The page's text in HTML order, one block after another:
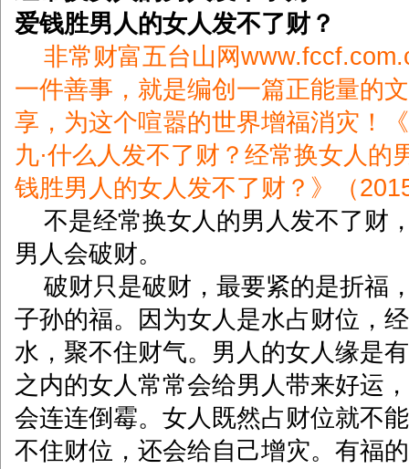
爱钱胜男人的女人发不了财？
非常财富五台山网
一件善事，就是编创一篇正能量的
享，为这个喧嚣的世界增福消灾！
九·什么人发不了财？经常换女人的
钱胜男人的女人发不了财？》（
不是经常换女人的男人发不了财
男人会破财。
破财只是破财，最要紧的是折福
子孙的福。因为女人是水占财位，
水，聚不住财气。男人的女人缘是
之内的女人常常会给男人带来好运
会连连倒霉。女人既然占财位就不
不住财位，还会给自己增灾。有福